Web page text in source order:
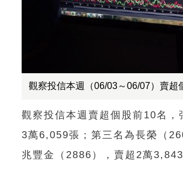
觀察投信本週（06/03～06/07）賣超
觀察投信本週賣超個股前10名，
3萬6,059張； 第三名為長榮（
兆豐金（ 2886 ），賣超 2萬3,843